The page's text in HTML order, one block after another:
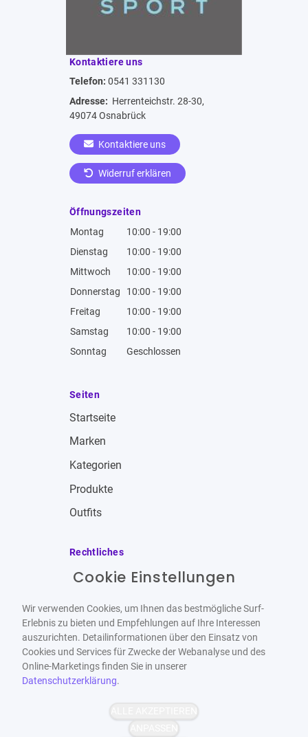
Kontaktiere uns
Telefon: 0541 331130
Adresse: Herrenteichstr. 28-30,
49074 Osnabrück
Kontaktiere uns
Widerruf erklären
Öffnungszeiten
Montag
10:00 - 19:00
Dienstag
10:00 - 19:00
Mittwoch
10:00 - 19:00
Donnerstag
10:00 - 19:00
Freitag
10:00 - 19:00
Samstag
10:00 - 19:00
Sonntag
Geschlossen
Seiten
Startseite
Marken
Kategorien
Produkte
Outfits
Rechtliches
Impressum
Datenschutzbestimmungen
Widerrufsbelehrung
Barrierefrei
WCAG-2.1-AA
Bereitgestellt von
Cookie Einstellungen
Wir verwenden Cookies, um Ihnen das bestmögliche Surf-
Erlebnis zu bieten und Empfehlungen auf Ihre Interessen
auszurichten. Detailinformationen über den Einsatz von
Cookies und Services für Zwecke der Webanalyse und des
Online-Marketings finden Sie in unserer
Datenschutzerklärung.
ALLE AKZEPTIEREN
ANPASSEN